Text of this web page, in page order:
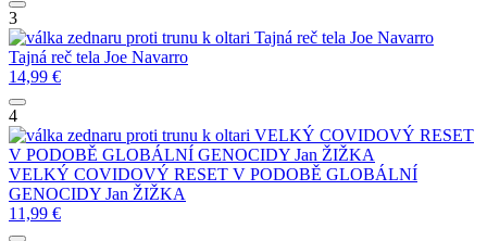
3
Tajná reč tela Joe Navarro
Tajná reč tela Joe Navarro
14,99 €
4
VELKÝ COVIDOVÝ RESET
V PODOBĚ GLOBÁLNÍ GENOCIDY Jan ŽIŽKA
VELKÝ COVIDOVÝ RESET V PODOBĚ GLOBÁLNÍ
GENOCIDY Jan ŽIŽKA
11,99 €